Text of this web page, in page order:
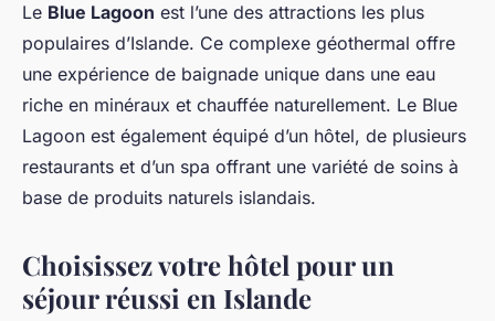
Le Blue Lagoon est l’une des attractions les plus
populaires d’Islande. Ce complexe géothermal offre
une expérience de baignade unique dans une eau
riche en minéraux et chauffée naturellement. Le Blue
Lagoon est également équipé d’un hôtel, de plusieurs
restaurants et d’un spa offrant une variété de soins à
base de produits naturels islandais.
Choisissez votre hôtel pour un
séjour réussi en Islande